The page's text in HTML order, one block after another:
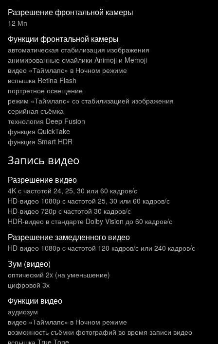
Разрешение фронтальной камеры
12 Мп
Функции фронтальной камеры
автоматическая стабилизация изображения
анимированные смайлики Animoji и Memoji
видео «Таймлапс» в Ночном режиме
вспышка Retina Flash
портретное освещение
режим «Таймлапс» со стабилизацией изображения
серийная съёмка
технология Deep Fusion
функция QuickTake
функция Smart HDR
Запись видео
Разрешение видео
4K с частотой 24, 25, 30 или 60 кадров/ с
HD-видео 1080p с частотой 25, 30 или 60 кадров/ с
HD-видео 720p с частотой 30 кадров/ с
HDR‑видео в стандарте Dolby Vision до 60 кадров/ с
Разрешение замедленного видео
HD-видео 1080р c частотой 120 кадров/ с или 240 кадров/ с
Зум (видео)
оптический 2x (на уменьшение)
цифровой 3х
Функции видео
аудиозум
видео «Таймлапс» в Ночном режиме
возможность съёмки фотографий во время записи видео
вспышка True Tone